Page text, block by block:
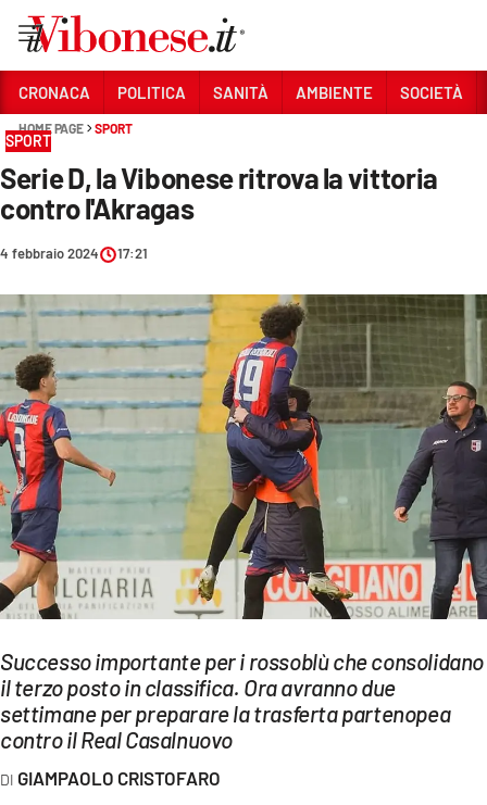
Sezioni
CRONACA
POLITICA
SANITÀ
AMBIENTE
SOCIETÀ
CULTURA
ECONOMIA E LAVORO
EVENTI
SPORT
Streaming
LAC NETWORK
LAC ONAIR
CRONACA POLITICA SANITÀ AMBIENTE SOCIETÀ
HOME PAGE SPORT
SPORT
Serie D, la Vibonese ritrova la vittoria
contro l'Akragas
4 febbraio 2024 17:21
Successo importante per i rossoblù che consolidano
il terzo posto in classifica. Ora avranno due
settimane per preparare la trasferta partenopea
contro il Real Casalnuovo
GIAMPAOLO CRISTOFARO